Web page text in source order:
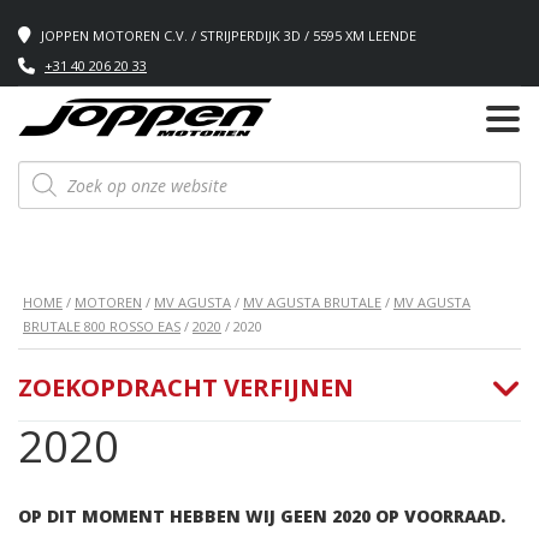
JOPPEN MOTOREN C.V. / STRIJPERDIJK 3D / 5595 XM LEENDE
+31 40 206 20 33
Producten
zoeken
HOME / MOTOREN / MV AGUSTA / MV AGUSTA BRUTALE / MV AGUSTA
BRUTALE 800 ROSSO EAS / 2020 / 2020
2020
OP DIT MOMENT HEBBEN WIJ GEEN 2020 OP VOORRAAD.
ZOEKOPDRACHT VERFIJNEN